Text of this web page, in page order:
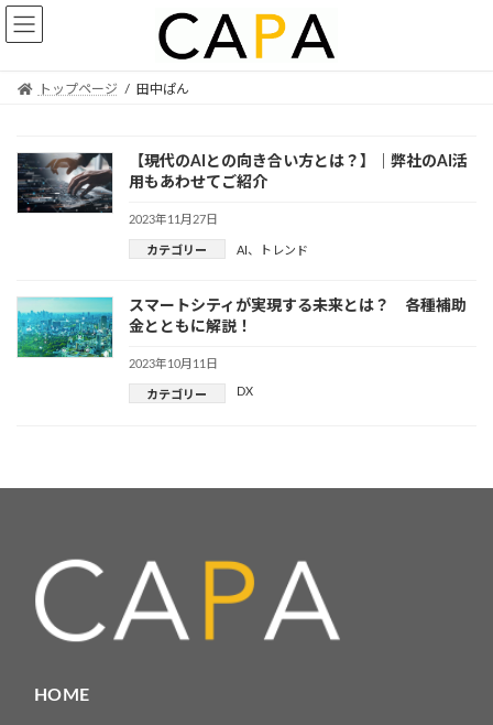
Skip
the
Skip
the
トップページ 田中ぱん
【現代のAIとの向き合い方とは？】｜弊社のAI活
用もあわせてご紹介
2023年11月27日
カテゴリー AI 、 トレンド
スマートシティが実現する未来とは？ 各種補助
金とともに解説！
2023年10月11日
カテゴリー DX
HOME